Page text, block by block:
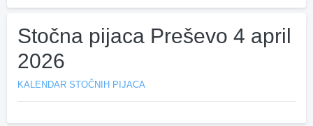
Stočna pijaca Preševo 4 april
2026
KALENDAR STOČNIH PIJACA